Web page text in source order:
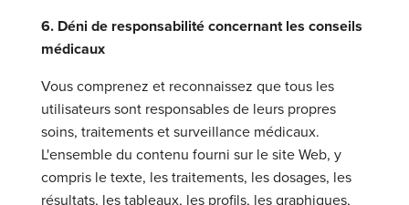
6. Déni de responsabilité concernant les conseils
médicaux
Vous comprenez et reconnaissez que tous les
utilisateurs sont responsables de leurs propres
soins, traitements et surveillance médicaux.
L'ensemble du contenu fourni sur le site Web, y
compris le texte, les traitements, les dosages, les
résultats, les tableaux, les profils, les graphiques,